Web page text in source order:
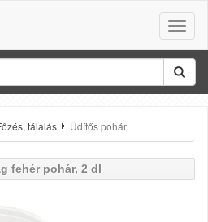
Toggle
tálalás Üdítős pohár
fehér pohár, 2 dl